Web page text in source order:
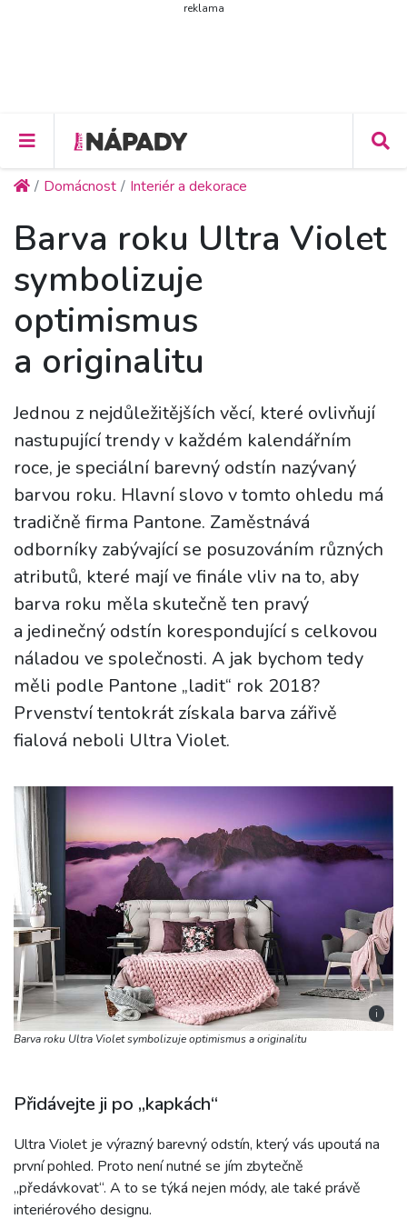
reklama
Domácnost Interiér a dekorace
Barva roku Ultra Violet
symbolizuje
optimismus
a originalitu
Jednou z nejdůležitějších věcí, které ovlivňují
nastupující trendy v každém kalendářním
roce, je speciální barevný odstín nazývaný
barvou roku. Hlavní slovo v tomto ohledu má
tradičně firma Pantone. Zaměstnává
odborníky zabývající se posuzováním různých
atributů, které mají ve finále vliv na to, aby
barva roku měla skutečně ten pravý
a jedinečný odstín korespondující s celkovou
náladou ve společnosti. A jak bychom tedy
měli podle Pantone „ladit“ rok 2018?
Prvenství tentokrát získala barva zářivě
fialová neboli Ultra Violet.
i
Barva roku Ultra Violet symbolizuje optimismus a originalitu
Přidávejte ji po „kapkách“
Ultra Violet je výrazný barevný odstín, který vás upoutá na
první pohled. Proto není nutné se jím zbytečně
„předávkovat“. A to se týká nejen módy, ale také právě
interiérového designu.